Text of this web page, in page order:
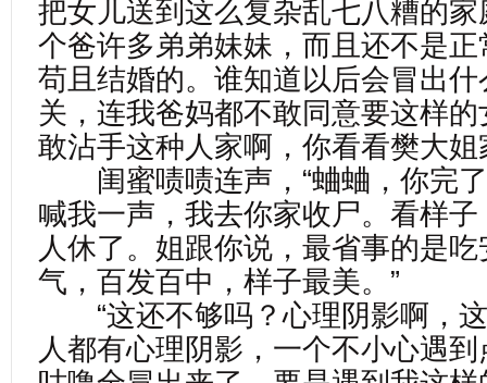
把女儿送到这么复杂乱七八糟的
个爸许多弟弟妹妹，而且还不是
苟且结婚的。谁知道以后会冒出
关，连我爸妈都不敢同意要这样
敢沾手这种人家啊，你看看樊大姐
闺蜜啧啧连声，“蛐蛐，你完
喊我一声，我去你家收尸。看样
人休了。姐跟你说，最省事的是
气，百发百中，样子最美。”
“这还不够吗？心理阴影啊，
人都有心理阴影，一个不小心遇